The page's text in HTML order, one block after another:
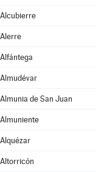
Alcubierre
Alerre
Alfántega
Almudévar
Almunia de San Juan
Almuniente
Alquézar
Altorricón